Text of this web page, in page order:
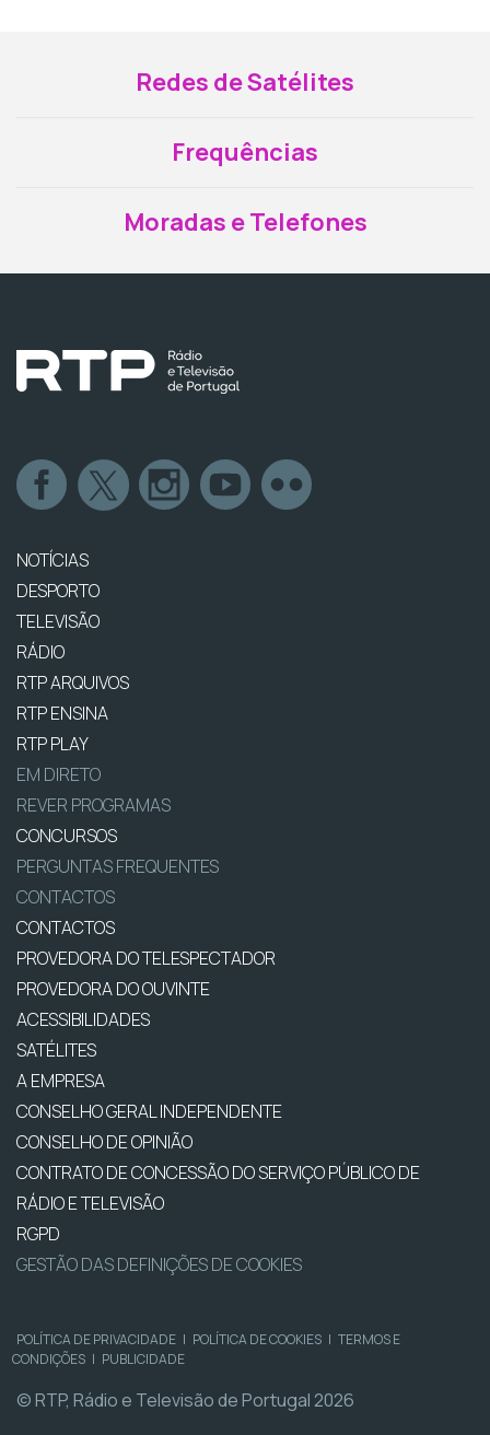
Redes de Satélites
Frequências
Moradas e Telefones
NOTÍCIAS
DESPORTO
TELEVISÃO
RÁDIO
RTP ARQUIVOS
RTP ENSINA
RTP PLAY
EM DIRETO
REVER PROGRAMAS
CONCURSOS
PERGUNTAS FREQUENTES
CONTACTOS
CONTACTOS
PROVEDORA DO TELESPECTADOR
PROVEDORA DO OUVINTE
ACESSIBILIDADES
SATÉLITES
A EMPRESA
CONSELHO GERAL INDEPENDENTE
CONSELHO DE OPINIÃO
CONTRATO DE CONCESSÃO DO SERVIÇO PÚBLICO DE
RÁDIO E TELEVISÃO
RGPD
GESTÃO DAS DEFINIÇÕES DE COOKIES
POLÍTICA DE PRIVACIDADE | POLÍTICA DE COOKIES | TERMOS E
CONDIÇÕES | PUBLICIDADE
© RTP, Rádio e Televisão de Portugal 2026